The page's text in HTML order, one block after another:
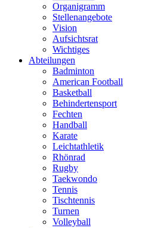
Organigramm
Stellenangebote
Vision
Aufsichtsrat
Wichtiges
Abteilungen
Badminton
American Football
Basketball
Behindertensport
Fechten
Handball
Karate
Leichtathletik
Rhönrad
Rugby
Taekwondo
Tennis
Tischtennis
Turnen
Volleyball